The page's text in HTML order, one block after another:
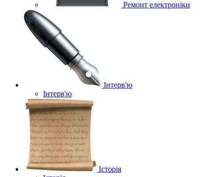
Ремонт електроніки
Інтерв'ю
Інтерв'ю
Історія